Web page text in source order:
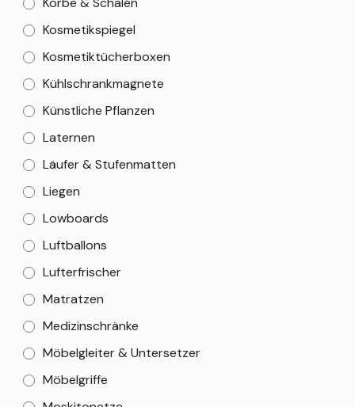
Kosmetikspiegel
Kosmetiktücherboxen
Kühlschrankmagnete
Künstliche Pflanzen
Laternen
Läufer & Stufenmatten
Liegen
Lowboards
Luftballons
Lufterfrischer
Matratzen
Medizinschränke
Möbelgleiter & Untersetzer
Möbelgriffe